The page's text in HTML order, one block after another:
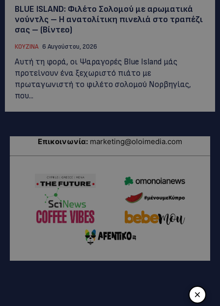
BLUE ISLAND: Φιλέτο Σολομού με αρωματικά
νούντλς – Η ανατολίτικη πινελιά στο τραπέζι
σας – (Βίντεο)
ΚΟΥΖΙΝΑ 6 Αυγούστου, 2026
Αυτή τη φορά, οι Ψαραγορές Blue Island μάς
προτείνουν ένα ξεχωριστό πιάτο με
πρωταγωνιστή το φιλέτο σολομού Νορβηγίας,
που...
Επικοινωνία: marketing@oloimedia.com